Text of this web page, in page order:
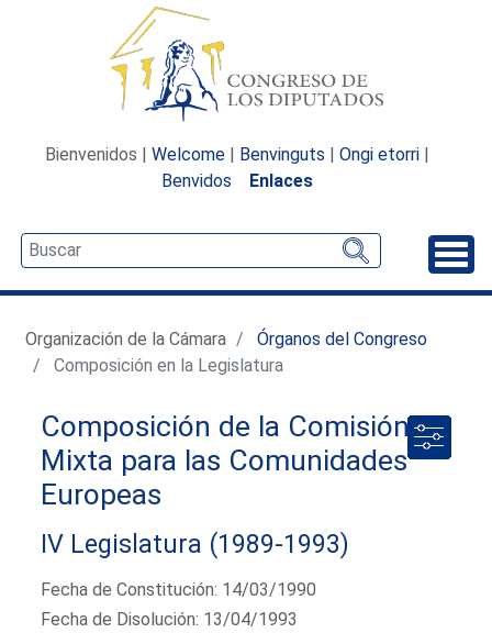
Bienvenidos | Welcome | Benvinguts | Ongi etorri |
Benvidos
Enlaces
Organización de la Cámara
Órganos del Congreso
Composición en la Legislatura
Composición de la Comisión
Mixta para las Comunidades
Europeas
IV Legislatura (1989-1993)
Fecha de Constitución: 14/03/1990
Fecha de Disolución: 13/04/1993